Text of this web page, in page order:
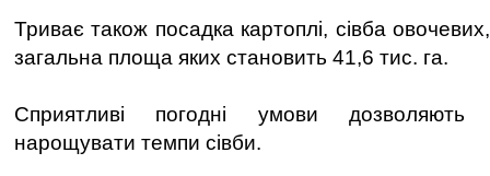
Триває також посадка картоплі, сівба
загальна площа яких становить 41,6 тис. га.
Сприятливі погодні умови дозволяють
нарощувати темпи сівби.